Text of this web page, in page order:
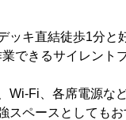
ッキ直結徒歩1分と
できるサイレン
Wi-Fi、各席電源な
ペースとしてもお